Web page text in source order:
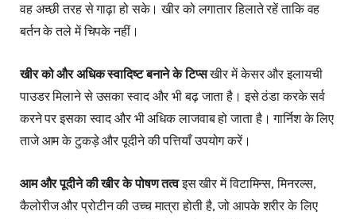
वह अच्छी तरह से गाढ़ा हो सके। खीर को लगातार हिलाते रहें ताकि वह
बर्तन के तले में चिपके नहीं।
खीर को और अधिक स्वादिष्ट बनाने के टिप्सखीर में केसर और इलायची
पाउडर मिलाने से उसका स्वाद और भी बढ़ जाता है। इसे ठंडा करके सर्व
करने पर इसका स्वाद और भी अधिक लाजवाब हो जाता है। गार्निश के लिए
ताजे आम के टुकड़े और पूदीने की पत्तियाँ उपयोग करें।
आम और पूदीने की खीर के पोषण तत्वइस खीर में विटामिन्स, मिनरल्स,
कैलोरीज और प्रोटीन की उच्च मात्रा होती है, जो आपके शरीर के लिए